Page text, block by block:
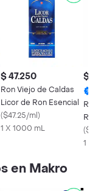
$ 47.250
Ron Viejo de Caldas
Licor de Ron Esencial
($47.25/ml)
1 X 1000 mL
$
(
1 X
en Makro